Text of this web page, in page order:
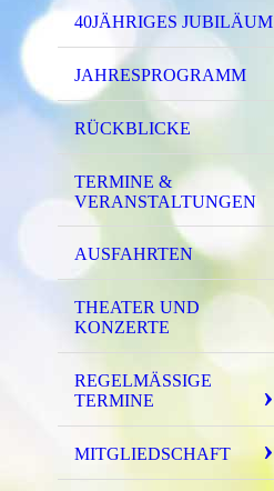
40JÄHRIGES JUBILÄUM
JAHRESPROGRAMM
RÜCKBLICKE
TERMINE &
VERANSTALTUNGEN
AUSFAHRTEN
THEATER UND
KONZERTE
REGELMÄSSIGE T
ERMINE
MITGLIEDSCHAFT